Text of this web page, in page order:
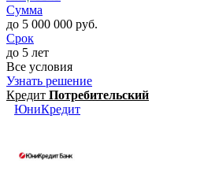
Сумма
до 5 000 000 руб.
Срок
до 5 лет
Все условия
Узнать решение
Кредит Потребительский
ЮниКредит